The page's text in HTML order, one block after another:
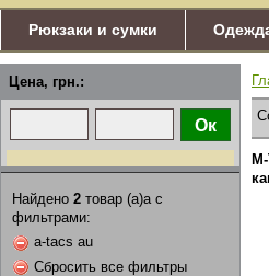
Рюкзаки и сумки
Цена, грн.:
Найдено 2 товар (а)а с
фильтрами:
a-tacs au
Сбросить все фильтры